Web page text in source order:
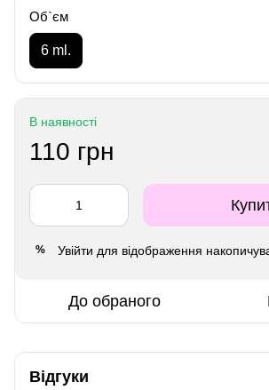
Об`єм
6 ml.
В наявності
110 грн
% Увійти для відображення
До обраного
Відгуки